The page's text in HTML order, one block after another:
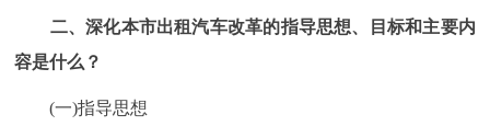
二、深化本市出租汽车改革的指导思想、目标和主要内
容是什么？
(一)指导思想